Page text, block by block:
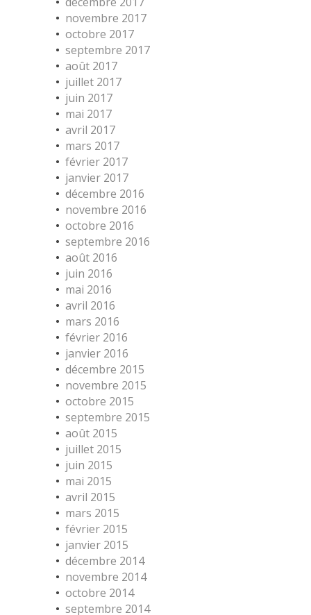
novembre 2017
octobre 2017
septembre 2017
août 2017
juillet 2017
juin 2017
mai 2017
avril 2017
mars 2017
février 2017
janvier 2017
décembre 2016
novembre 2016
octobre 2016
septembre 2016
août 2016
juin 2016
mai 2016
avril 2016
mars 2016
février 2016
janvier 2016
décembre 2015
novembre 2015
octobre 2015
septembre 2015
août 2015
juillet 2015
juin 2015
mai 2015
avril 2015
mars 2015
février 2015
janvier 2015
décembre 2014
novembre 2014
octobre 2014
septembre 2014